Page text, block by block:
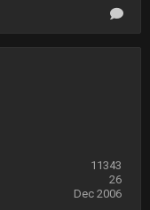
11343
26
Dec 2006